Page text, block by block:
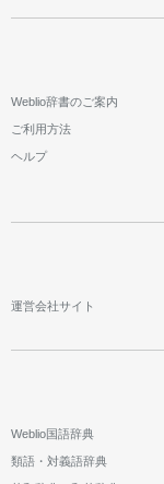
Weblio辞書のご案内
ご利用方法
ヘルプ
運営会社サイト
Weblio国語辞典
類語・対義語辞典